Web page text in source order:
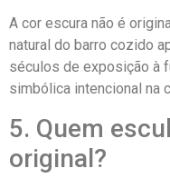
A cor escura não é
natural do barro cozido
séculos de exposição à
simbólica intencional na
5. Quem
original?